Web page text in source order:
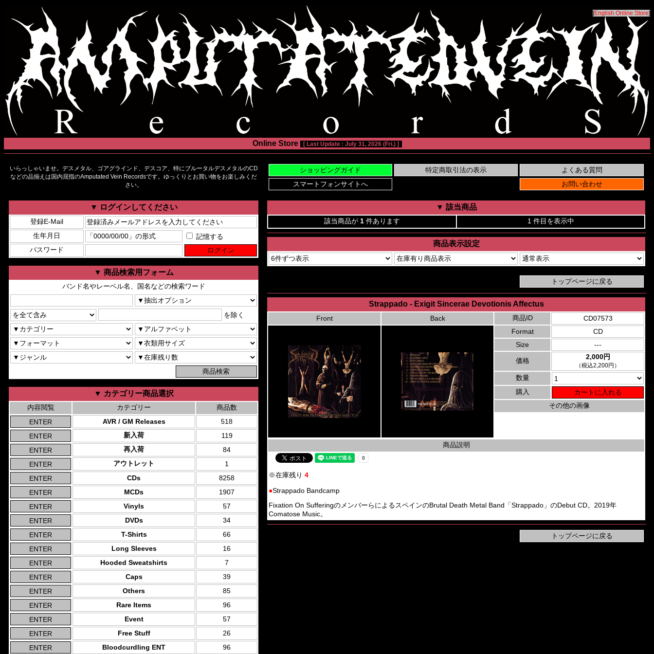
[English Online Store]
Online Store [ Last Update : July 31, 2026 (Fri.) ]
いらっしゃいませ。デスメタル、ゴアグラインド、デスコア、特にブルータルデスメタルのCD
などの品揃えは国内屈指のAmputated Vein Recordsです。ゆっくりとお買い物をお楽しみくだ
さい。
▼ ログインしてください
登録E-Mail
生年月日
記憶する
パスワード
▼ 商品検索用フォーム
バンド名やレーベル名、国名などの検索ワード
を除く
▼ カテゴリー商品選択
内容閲覧 カテゴリー
商品数
AVR / GM Releases
518
新入荷
119
再入荷
84
アウトレット
1
CDs
8258
MCDs
1907
Vinyls
57
DVDs
34
T-Shirts
66
Long Sleeves
16
Hooded Sweatshirts
7
Caps
39
Others
85
Rare Items
96
Event
57
Free Stuff
26
Bloodcurdling ENT
96
▼ 該当商品
該当商品が 1 件あります 1 件目を表示中
商品表示設定
Strappado - Exigit Sincerae Devotionis Affectus
Front Back 商品ID
CD07573
Format
CD
Size
---
価格 2,000円
（税込2,200円）
数量
購入
その他の画像
商品説明
※在庫残り 4
●Strappado Bandcamp
Fixation On SufferingのメンバーらによるスペインのBrutal Death Metal Band「Strappado」のDebut CD。2019年
Comatose Music。